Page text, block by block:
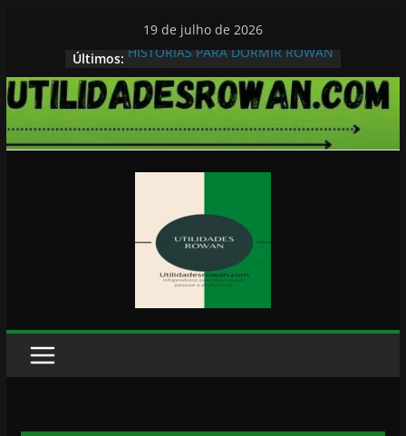
conteúdo
19 de julho de 2026
Últimos: HISTORIAS PARA DORMIR ROWAN